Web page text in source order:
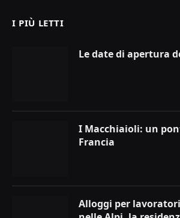
I PIÙ LETTI
Le date di apertura
I Macchiaioli: un
Francia
Alloggi per